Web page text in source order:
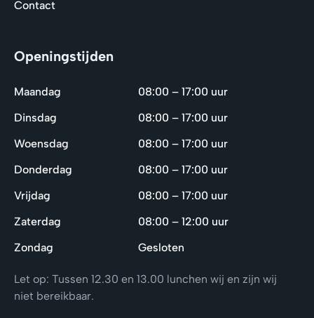
Contact
Openingstijden
Maandag
Dinsdag
Woensdag
Donderdag
Vrijdag
Zaterdag
Zondag
08:00 – 17:00 uur
08:00 – 17:00 uur
08:00 – 17:00 uur
08:00 – 17:00 uur
08:00 – 17:00 uur
08:00 – 12:00 uur
Gesloten
Let op: Tussen 12.30 en 13.00 lunchen wij en zijn wij
niet bereikbaar.